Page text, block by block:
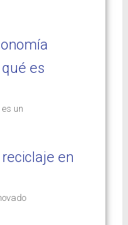
es
un
en